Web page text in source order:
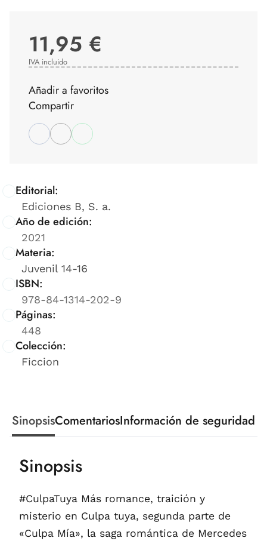
Editorial:
Ediciones B, S. a.
Año de edición:
2021
Materia:
Juvenil 14-16
ISBN:
978-84-1314-202-9
Páginas:
448
Colección:
Ficcion
11,95 €
IVA incluido
Añadir a favoritos
Compartir
SinopsisComentariosInformación de seguridad
Sinopsis
#CulpaTuya Más romance, traición y
misterio en Culpa tuya, segunda parte de
«Culpa Mía», la saga romántica de Mercedes